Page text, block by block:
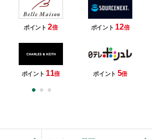
ポイント2倍 ポイント 12倍
ポイント 11倍 ポイント 5倍